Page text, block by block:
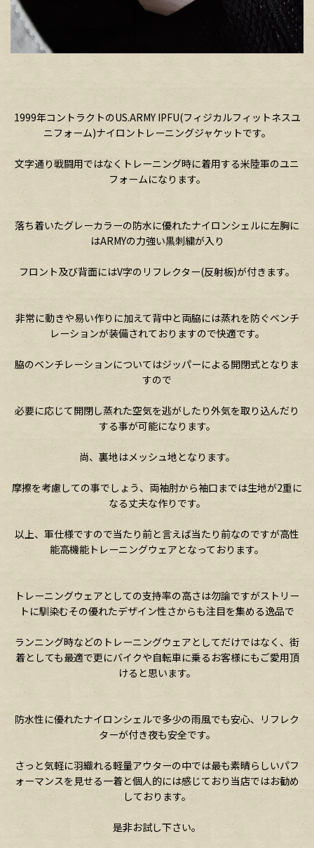
1999年コントラクトのUS.ARMY IPFU(フィジカルフィットネスユ
ニフォーム)ナイロントレーニングジャケットです。
文字通り戦闘用ではなくトレーニング時に着用する米陸軍のユニ
フォームになります。
落ち着いたグレーカラーの防水に優れたナイロンシェルに左胸に
はARMYの力強い黒刺繍が入り
フロント及び背面にはV字のリフレクター(反射板)が付きます。
非常に動きや易い作りに加えて背中と両脇には蒸れを防ぐベンチ
レーションが装備されておりますので快適です。
脇のベンチレーションについてはジッパーによる開閉式となりま
すので
必要に応じて開閉し蒸れた空気を逃がしたり外気を取り込んだり
する事が可能になります。
尚、裏地はメッシュ地となります。
摩擦を考慮しての事でしょう、両袖肘から袖口までは生地が2重に
なる丈夫な作りです。
以上、軍仕様ですので当たり前と言えば当たり前なのですが高性
能高機能トレーニングウェアとなっております。
トレーニングウェアとしての支持率の高さは勿論ですがストリー
トに馴染むその優れたデザイン性さからも注目を集める逸品で
ランニング時などのトレーニングウェアとしてだけではなく、街
着としても最適で更にバイクや自転車に乗るお客様にもご愛用頂
けると思います。
防水性に優れたナイロンシェルで多少の雨風でも安心、リフレク
ターが付き夜も安全です。
さっと気軽に羽織れる軽量アウターの中では最も素晴らしいパフ
ォーマンスを見せる一着と個人的には感じており当店ではお勧め
しております。
是非お試し下さい。